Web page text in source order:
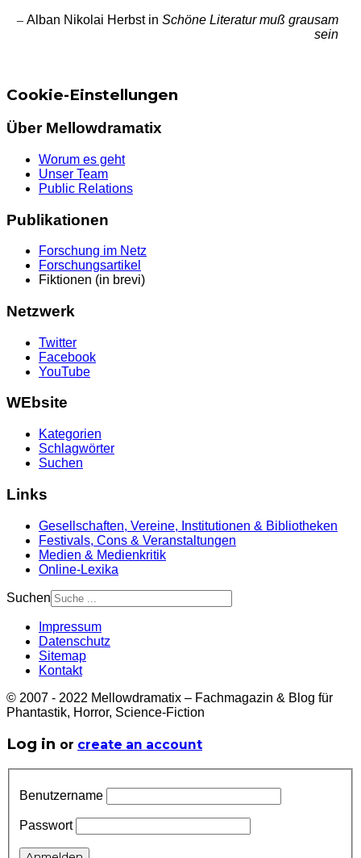
– Alban Nikolai Herbst in Schöne Literatur muß grausam
sein
Cookie-Einstellungen
Über Mellowdramatix
Worum es geht
Unser Team
Public Relations
Publikationen
Forschung im Netz
Forschungsartikel
Fiktionen (in brevi)
Netzwerk
Twitter
Facebook
YouTube
WEbsite
Kategorien
Schlagwörter
Suchen
Links
Gesellschaften, Vereine, Institutionen & Bibliotheken
Festivals, Cons & Veranstaltungen
Medien & Medienkritik
Online-Lexika
Suchen
Impressum
Datenschutz
Sitemap
Kontakt
© 2007 - 2022 Mellowdramatix – Fachmagazin & Blog für
Phantastik, Horror, Science-Fiction
Log in or create an account
Benutzername
Passwort